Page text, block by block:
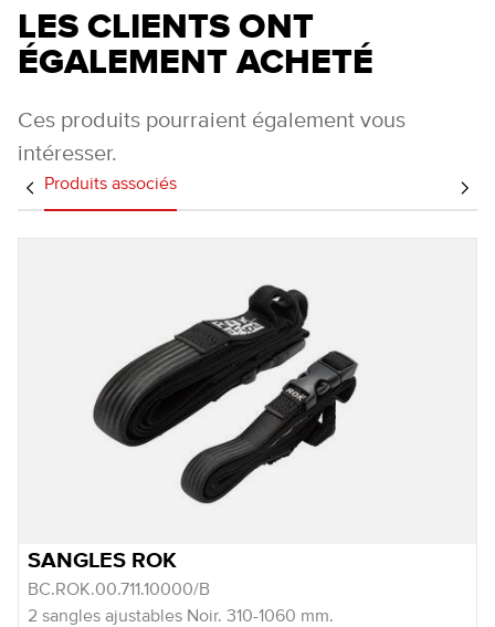
LES CLIENTS ONT
ÉGALEMENT ACHETÉ
Ces produits pourraient également vous
intéresser.
Produits associés
SANGLES ROK
BC.ROK.00.711.10000/B
2 sangles ajustables Noir. 310-1060 mm.